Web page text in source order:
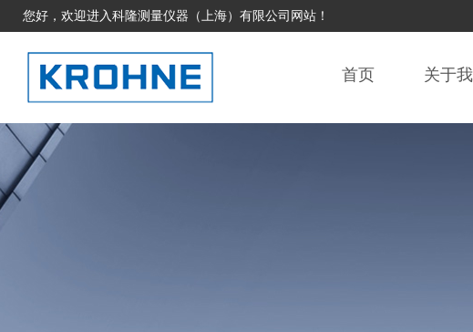
您好，欢迎进入科隆测量仪器（上海）有限公司网站！
首页 关于